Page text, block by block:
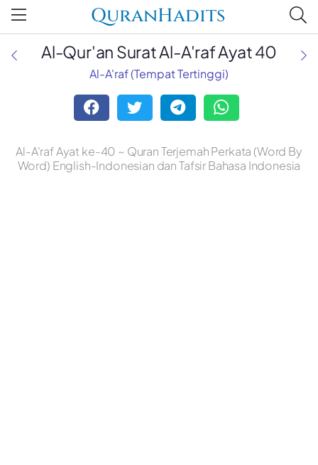
QuranHadits
Al-Qur'an Surat Al-A'raf Ayat 40
Al-A'raf (Tempat Tertinggi)
Al-A'raf Ayat ke-40 ~ Quran Terjemah Perkata (Word By
Word) English-Indonesian dan Tafsir Bahasa Indonesia